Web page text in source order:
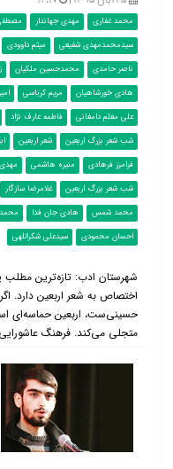
محمد غفاری مهدی جهاندار
سیدمحمدمهدی شفیعی
میثم داوودی
ناصر حامدی
محمدحسین ملکیان
هادی خورشاهیان
مریم کرباسی
علی معلم دامغانی
فاطمه عارف نژاد
شب شعر بزرگ اربعین
شعر اربعین
فرامرز فرهادی
منیره هاشمی
شب شعر بزرگ اربعین
غلامرضا سازگار
محمد شمس
هادی جان فدا
احسان محمودی
سیدعلی شکراللهی
شهرستان ادب: تازه‌ترین مطلب
اختصاص به شعر اربعین دارد.
حسینی‌ست، اربعین حماسه‌ای
متجلی می‌کند. فرهنگ